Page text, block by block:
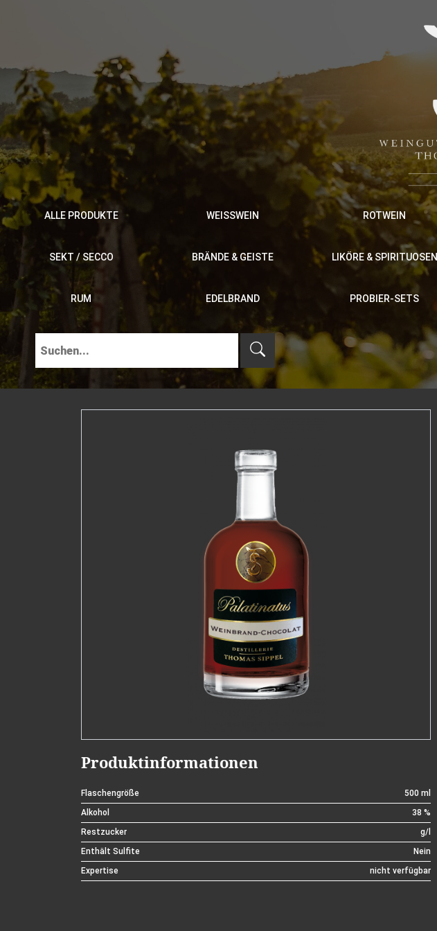
ALLE PRODUKTE WEISSWEIN ROTWEIN
SEKT / SECCO BRÄNDE & GEISTE LIKÖRE & SPIRITUOSEN
RUM EDELBRAND PROBIER-SETS
Produktinformationen
Flaschengröße
500 ml
Alkohol
38 %
Restzucker
g/l
Enthält Sulfite
Nein
Expertise
nicht verfügbar